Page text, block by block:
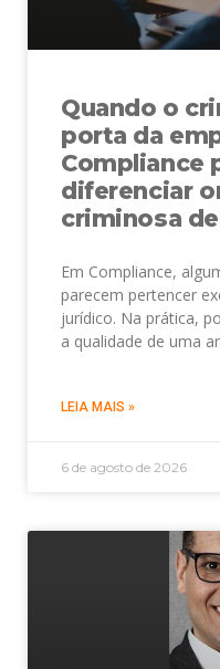
Quando o
porta da
Compliance
diferenciar
criminosa
Em Compliance,
parecem pertencer
jurídico. Na prática,
a qualidade de uma
LEIA MAIS »
6 de agosto de 2026